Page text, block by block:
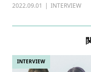
2022.09.01 INTERVIEW
INTERVIEW